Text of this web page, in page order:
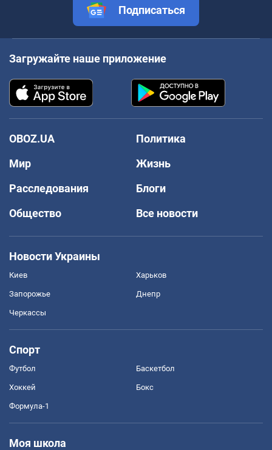
Подписаться
Загружайте наше приложение
OBOZ.UA
Политика
Мир
Жизнь
Расследования
Блоги
Общество
Все новости
Новости Украины
Киев Харьков
Запорожье Днепр
Черкассы
Спорт
Футбол Баскетбол
Хоккей Бокс
Формула-1
Моя школа